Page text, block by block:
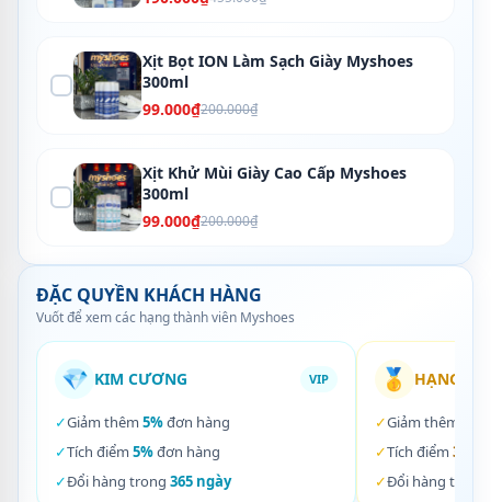
Xịt Bọt ION Làm Sạch Giày Myshoes
300ml
99.000₫200.000₫
Xịt Khử Mùi Giày Cao Cấp Myshoes
300ml
99.000₫200.000₫
ĐẶC QUYỀN KHÁCH HÀNG
Vuốt để xem các hạng thành viên Myshoes
💎 KIM CƯƠNG VIP
✓Giảm thêm 5%đơn hàng
✓Tích điểm 5%đơn hàng
✓Đổi hàng trong 365 ngày
🥇 HẠNG
✓Giảm thêm
✓Tích điểm 3%
✓Đổi hàng trong